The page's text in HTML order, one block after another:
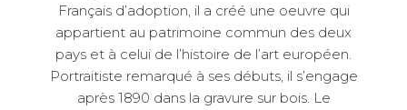
Français d’adoption, il a créé une oeuvre qui
appartient au patrimoine commun des deux
pays et à celui de l’histoire de l’art européen.
Portraitiste remarqué à ses débuts, il s’engage
après 1890 dans la gravure sur bois. Le